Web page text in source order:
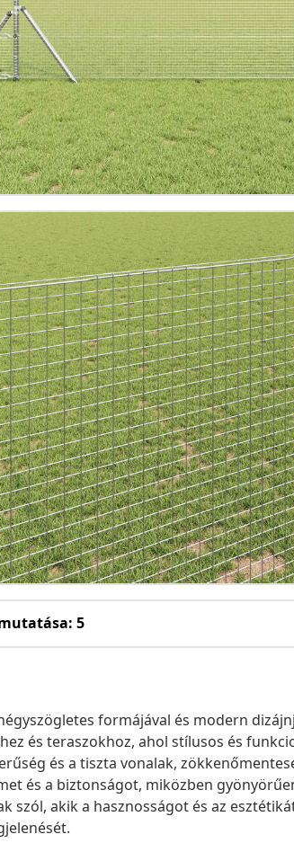
5
formájával és modern
és teraszokhoz, ahol stílusos és
és a tiszta vonalak,
és a biztonságot, miközben
szól, akik a hasznosságot és az